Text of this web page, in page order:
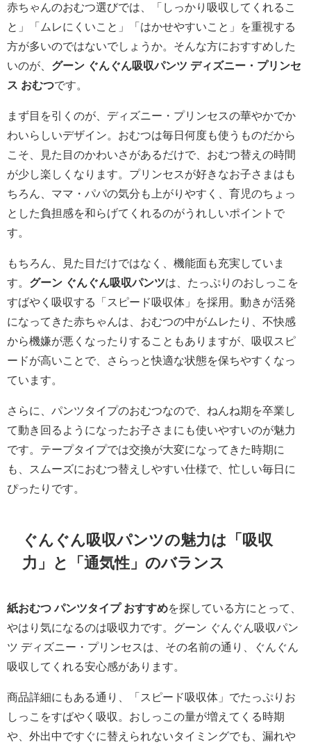
赤ちゃんのおむつ選びでは、「しっかり吸収してくれるこ
と」「ムレにくいこと」「はかせやすいこと」を重視する
方が多いのではないでしょうか。そんな方におすすめした
いのが、 グーン ぐんぐん吸収パンツ ディズニー・プリンセ
ス おむつです。
まず目を引くのが、ディズニー・プリンセスの華やかでか
わいらしいデザイン。おむつは毎日何度も使うものだから
こそ、見た目のかわいさがあるだけで、おむつ替えの時間
が少し楽しくなります。プリンセスが好きなお子さまはも
ちろん、ママ・パパの気分も上がりやすく、育児のちょっ
とした負担感を和らげてくれるのがうれしいポイントで
す。
もちろん、見た目だけではなく、機能面も充実していま
す。 グーン ぐんぐん吸収パンツは、たっぷりのおしっこを
すばやく吸収する「スピード吸収体」を採用。動きが活発
になってきた赤ちゃんは、おむつの中がムレたり、不快感
から機嫌が悪くなったりすることもありますが、吸収スピ
ードが高いことで、さらっと快適な状態を保ちやすくなっ
ています。
さらに、パンツタイプのおむつなので、ねんね期を卒業し
て動き回るようになったお子さまにも使いやすいのが魅力
です。テープタイプでは交換が大変になってきた時期に
も、スムーズにおむつ替えしやすい仕様で、忙しい毎日に
ぴったりです。
ぐんぐん吸収パンツの魅力は「吸収
力」と「通気性」のバランス
紙おむつ パンツタイプ おすすめを探している方にとって、
やはり気になるのは吸収力です。グーン ぐんぐん吸収パン
ツ ディズニー・プリンセスは、その名前の通り、ぐんぐん
吸収してくれる安心感があります。
商品詳細にもある通り、「スピード吸収体」でたっぷりお
しっこをすばやく吸収。おしっこの量が増えてくる時期
や、外出中ですぐに替えられないタイミングでも、漏れや